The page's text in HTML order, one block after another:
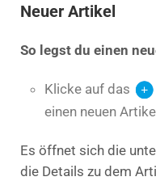
Neuer Artikel
So legst du einen
Klicke auf das
einen neuen
Es öffnet sich die
die Details zu dem